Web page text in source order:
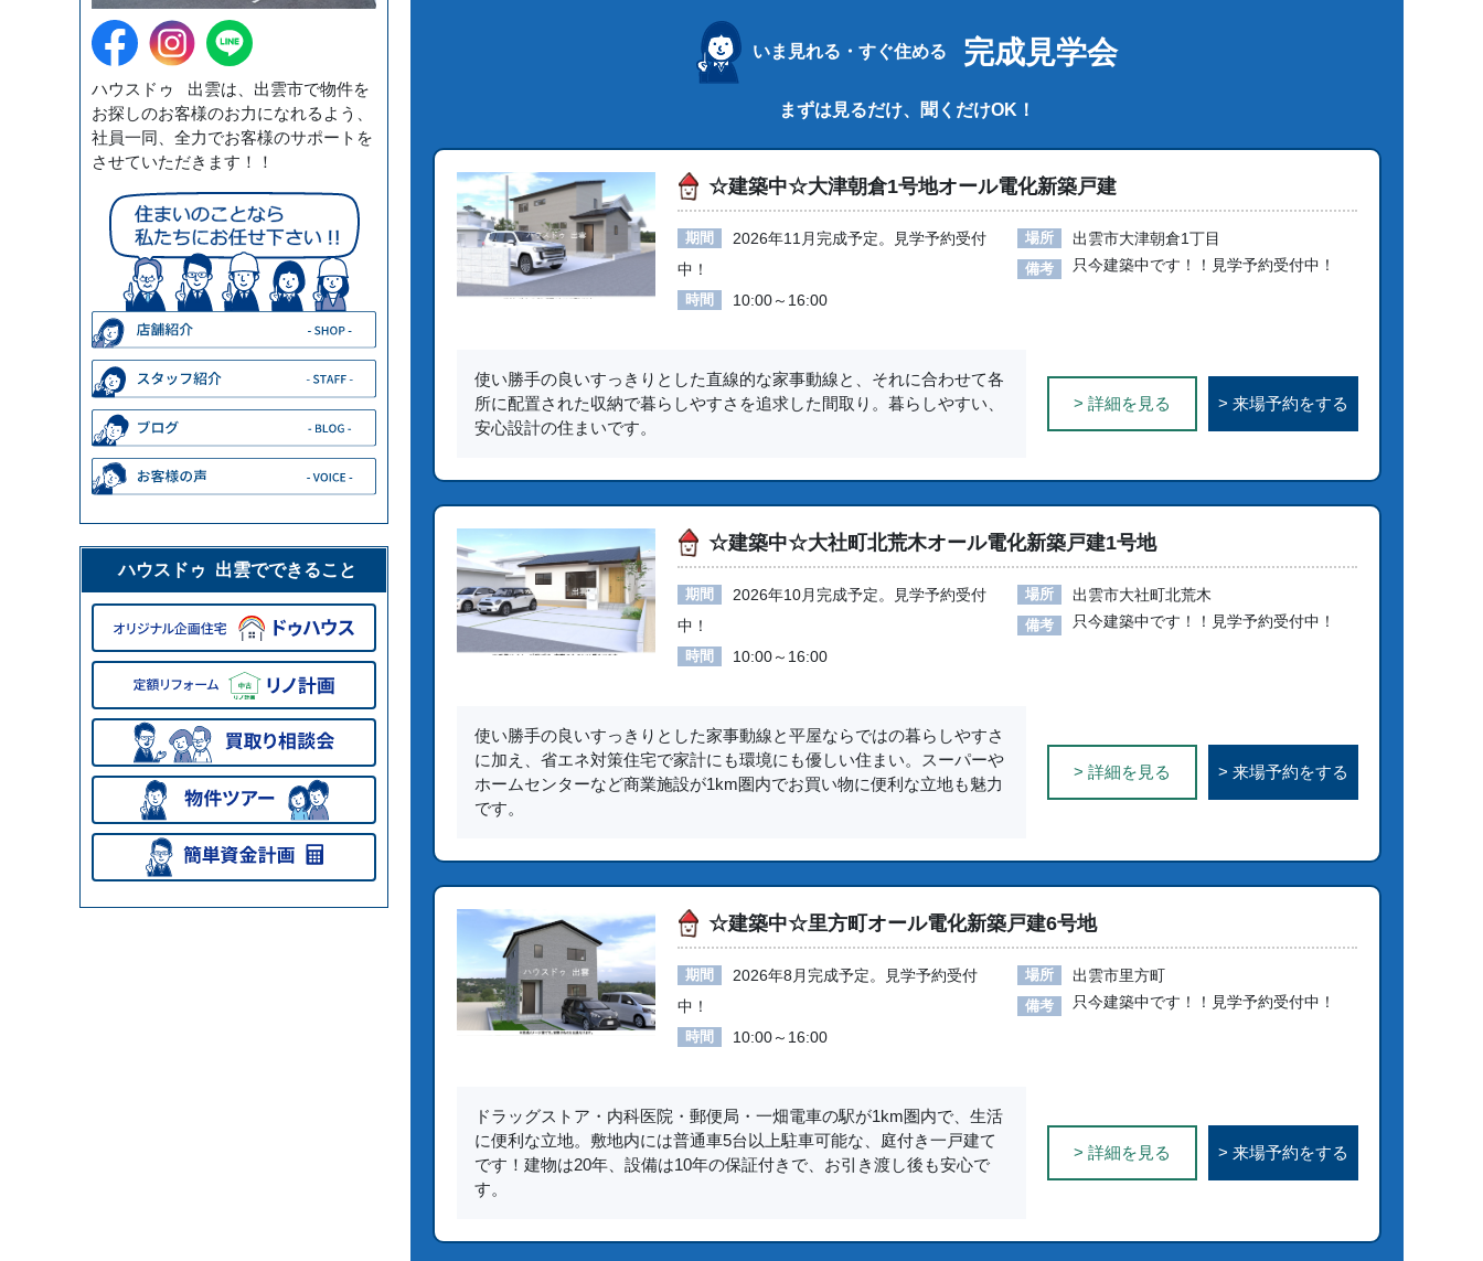
いま見れる・すぐ住める 完成見学会
まずは見るだけ、聞くだけOK！
☆建築中☆大津朝倉1号地オール電化新築戸建
期間
2026年11月完成予定。見学予約受付
中！
時間 10:00～16:00
場所 出雲市大津朝倉1丁目
備考 只今建築中です！！見学予約受付中！
使い勝手の良いすっきりとした直線的な家事動線と、それに合わせて各
所に配置された収納で暮らしやすさを追求した間取り。暮らしやすい、
安心設計の住まいです。
> 詳細を見る > 来場予約をする
☆建築中☆大社町北荒木オール電化新築戸建1号地
期間
2026年10月完成予定。見学予約受付
中！
時間 10:00～16:00
場所 出雲市大社町北荒木
備考 只今建築中です！！見学予約受付中！
使い勝手の良いすっきりとした家事動線と平屋ならではの暮らしやすさ
に加え、省エネ対策住宅で家計にも環境にも優しい住まい。スーパーや
ホームセンターなど商業施設が1km圏内でお買い物に便利な立地も魅力
です。
> 詳細を見る > 来場予約をする
☆建築中☆里方町オール電化新築戸建6号地
期間
2026年8月完成予定。見学予約受付
中！
時間 10:00～16:00
場所 出雲市里方町
備考 只今建築中です！！見学予約受付中！
ドラッグストア・内科医院・郵便局・一畑電車の駅が1km圏内で、生活
に便利な立地。敷地内には普通車5台以上駐車可能な、庭付き一戸建て
です！建物は20年、設備は10年の保証付きで、お引き渡し後も安心で
す。
> 詳細を見る > 来場予約をする
ハウスドゥ 出雲は、出雲市で物件を
お探しのお客様のお力になれるよう、
社員一同、全力でお客様のサポートを
させていただきます！！
ハウスドゥ 出雲でできること